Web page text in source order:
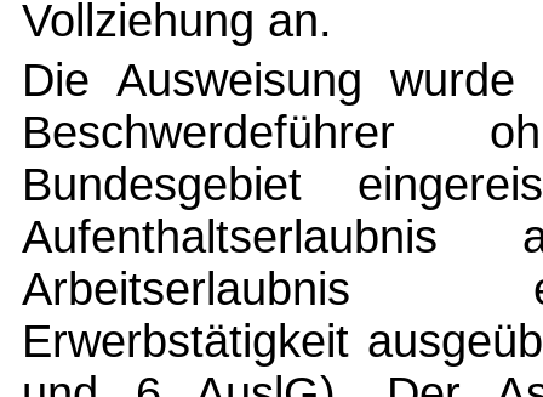
Vollziehung an.
Die Ausweisung
Beschwerdeführer
Bundesgebiet
Arbeitserlaubnis
Erwerbstätigkeit